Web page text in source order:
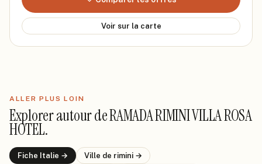
Voir sur la carte
ALLER PLUS LOIN
Explorer autour deRAMADA RIMINI VILLA ROSA
HOTEL.
Fiche Italie → Ville de rimini →